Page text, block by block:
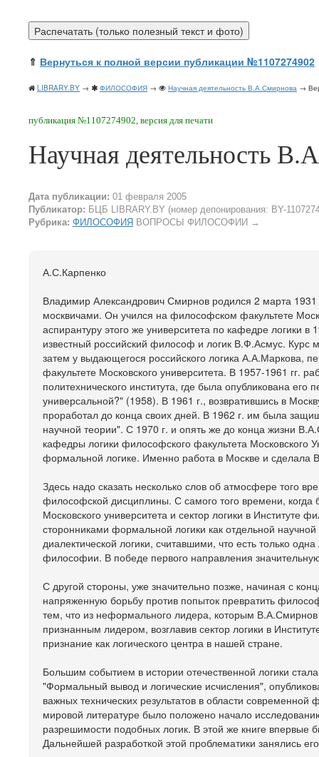
⇑ Вернуться к полной версии публикации №1107274902
LIBRARY.BY → ФИЛОСОФИЯ → Научная деятельность В.А.Смирнова →
публикация №1107274902, версия для печати
Научная деятельность
Дата публикации: 01 февраля 2005
Публикатор: БЦБ LIBRARY.BY (номер депонирования: BY-
Рубрика: ФИЛОСОФИЯ ВОПРОСЫ ФИЛОСОФИИ →
А.С.Карпенко
Владимир Александрович Смирнов родился 2 марта
москвичами. Он учился на философском факультете
аспирантуру этого же университета по кафедре логики
известный российский философ и логик В.Ф.Асмус.
затем у выдающегося российского логика А.А.Маркова,
факультете Московского университета. В 1957-1961
политехнического института, где была опубликована
универсальной?" (1958). В 1961 г., возвратившись в
проработал до конца своих дней. В 1962 г. им была
научной теории". С 1970 г. и опять же до конца жизни
кафедры логики философского факультета Московского
формальной логике. Именно работа в Москве и
Здесь надо сказать несколько слов об атмосфере того
философской дисциплины. С самого того времени,
Московского университета и сектор логики в
сторонниками формальной логики как отдельной
диалектической логики, считавшими, что есть только
философии. В победе первого направления
С другой стороны, уже значительно позже, начиная с
напряженную борьбу против попыток превратить
тем, что из неформального лидера, которым
признанным лидером, возглавив сектор логики в
признание как логического центра в нашей стране.
Большим событием в истории отечественной логики
"Формальный вывод и логические исчисления",
важных технических результатов в области
мировой литературе было положено начало
разрешимости подобных логик. В этой же книге впервые
Дальнейшей разработкой этой проблематики занялись